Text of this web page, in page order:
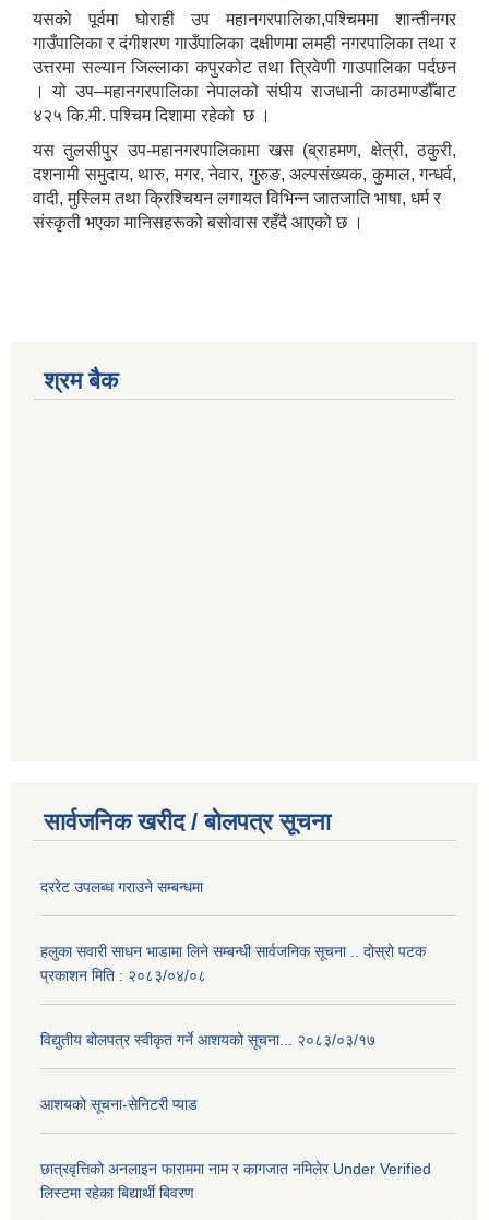
यसको पूर्वमा घोराही उप महानगरपालिका,पश्चिममा शान्तीनगर
गाउँपालिका र दंगीशरण गाउँपालिका दक्षीणमा लमही नगरपालिका तथा र
उत्तरमा सल्यान जिल्लाका कपुरकोट तथा त्रिवेणी गाउपालिका पर्दछन
। यो उप–महानगरपालिका नेपालको संघीय राजधानी काठमाण्डौँबाट
४२५ कि.मी. पश्चिम दिशामा रहेको छ ।
यस तुलसीपुर उप-महानगरपालिकामा खस (ब्राहमण, क्षेत्री, ठकुरी,
दशनामी समुदाय, थारु, मगर, नेवार, गुरुङ, अल्पसंख्यक, कुमाल, गन्धर्व,
वादी, मुस्लिम तथा क्रिश्चियन लगायत विभिन्न जातजाति भाषा, धर्म र
संस्कृती भएका मानिसहरूको बसोवास रहँदै आएको छ ।
श्रम बैक
सार्वजनिक खरीद / बोलपत्र सूचना
दररेट उपलब्ध गराउने सम्बन्धमा
हलुका सवारी साधन भाडामा लिने सम्बन्धी सार्वजनिक सूचना .. दोस्रो पटक
प्रकाशन मिति : २०८३/०४/०८
विद्युतीय बोलपत्र स्वीकृत गर्ने आशयको सूचना... २०८३/०३/१७
आशयको सूचना-सेनिटरी प्याड
छात्रवृत्तिको अनलाइन फाराममा नाम र कागजात नमिलेर Under Verified
लिस्टमा रहेका बिद्यार्थी बिवरण